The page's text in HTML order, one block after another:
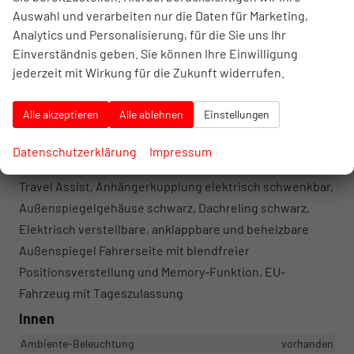
pneumatischer Verstellung, Vordersitze mit
Höhenverstellung, ergoActive-Sitz auf der Fahrerseite,
360° Umgebungskameras , Adaptive
Geschwindigkeitsregelung (ACC), Ausparkassistent,
Berganfahrhilfe, Digital Cockpit PRO, Einparkhilfe vorne
und hinten, Fahrprofilauswahl, Head-up-Display,
Travel Assist, Anhängerkupplung elektrisch schwenkbar,
Außenspiegelgehäuse schwarz, Dachreling schwarz,
Elektrisch verstellbare, anklappbare und beheizbare
Außenspiegel Fahrerseite mit blendfreier
Positionsverstellung und Memory-Funktion, EU-
Fahrzeug mit Tageszulassung
Innen
Ambiente-Beleuchtung vorhanden
Auswahl und verarbeiten nur die Daten für Marketing,
Analytics und Personalisierung, für die Sie uns Ihr
Einverständnis geben. Sie können Ihre Einwilligung
jederzeit mit Wirkung für die Zukunft widerrufen.
Alle akzeptieren Alle ablehnen Einstellungen
Datenschutzerklärung Impressum